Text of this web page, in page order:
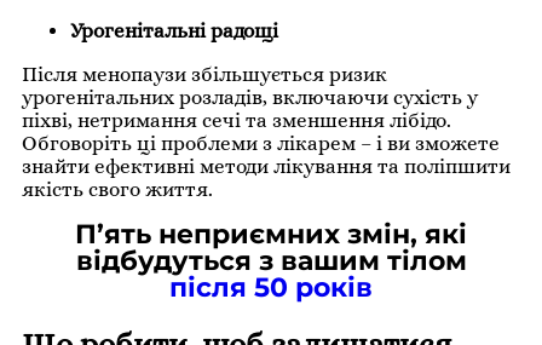
Урогенітальні радощі
Після менопаузи збільшується ризик
урогенітальних розладів, включаючи сухість у
піхві, нетримання сечі та зменшення лібідо.
Обговоріть ці проблеми з лікарем – і ви зможете
знайти ефективні методи лікування та поліпшити
якість свого життя.
П’ять неприємних змін, які
відбудуться з вашим тілом
після 50 років